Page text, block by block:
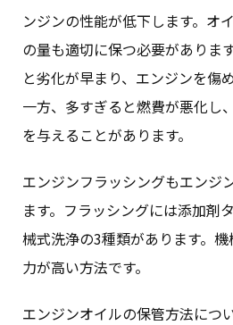
ンジンの性能が低下します。オ
の量も適切に保つ必要がありま
と劣化が早まり、エンジンを傷
一方、多すぎると燃費が悪化し
を与えることがあります。
エンジンフラッシングもエンジ
ます。フラッシングには添加剤
械式洗浄の3種類があります。
力が高い方法です。
エンジンオイルの保管方法につ